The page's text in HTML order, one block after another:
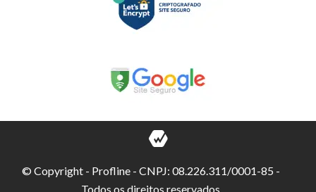
© Copyright - Profline - CNPJ: 08.226.311/0001-85 -
Todos os direitos reservados